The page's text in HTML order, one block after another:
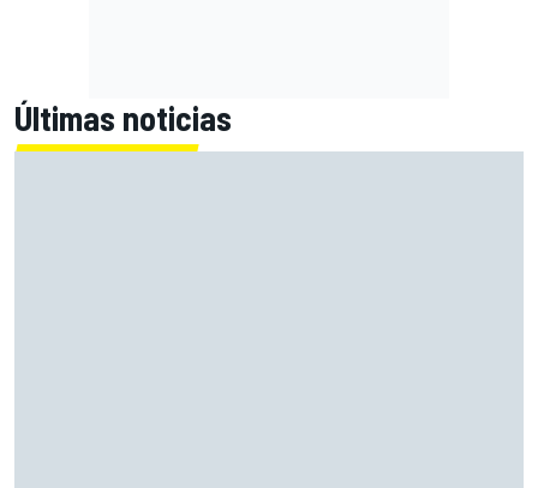
Últimas noticias